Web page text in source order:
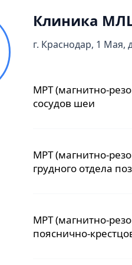
МРТ (магнитно-
холангиография
грудного отдела
пояснично-
шейного отдела
Клиника
г. Краснодар, 1 Мая,
МРТ (магнитно-
сосудов шеи
МРТ (магнитно-
грудного отдела
МРТ (магнитно-
пояснично-